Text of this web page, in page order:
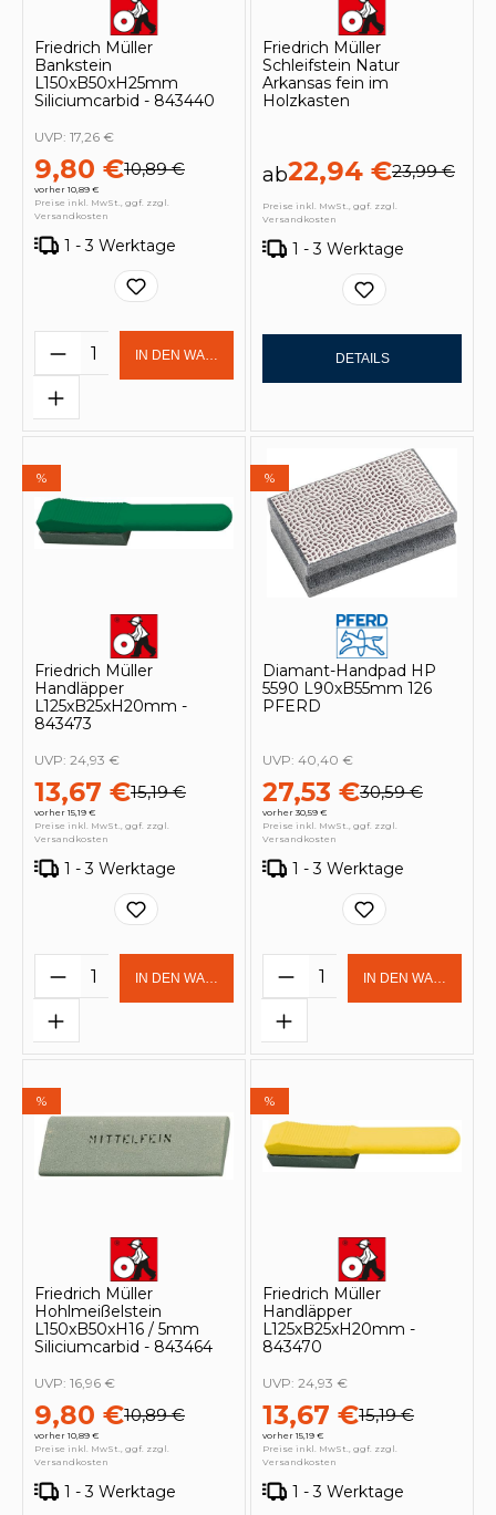
Friedrich Müller
Bankstein
L150xB50xH25mm
Siliciumcarbid - 843440
9,80 €10,89 €
vorher 10,89 €
UVP: 17,26 €
Preise inkl. MwSt., ggf. zzgl.
Versandkosten
1 - 3 Werktage
Produkt Anzahl: Gib den
IN DEN WARENKORB
Friedrich Müller
Schleifstein Natur
Arkansas fein im
Holzkasten
ab22,94 €23,99 €
Preise inkl. MwSt., ggf. zzgl.
Versandkosten
1 - 3 Werktage
DETAILS
%
Friedrich Müller
Handläpper
L125xB25xH20mm -
843473
13,67 €15,19 €
vorher 15,19 €
UVP: 24,93 €
Preise inkl. MwSt., ggf. zzgl.
Versandkosten
1 - 3 Werktage
Produkt Anzahl: Gib den
IN DEN WARENKORB
%
Diamant-Handpad HP
5590 L90xB55mm 126
PFERD
27,53 €30,59 €
vorher 30,59 €
UVP: 40,40 €
Preise inkl. MwSt., ggf. zzgl.
Versandkosten
1 - 3 Werktage
Produkt Anzahl:
IN DEN
%
Friedrich Müller
Hohlmeißelstein
L150xB50xH16 / 5mm
Siliciumcarbid - 843464
9,80 €10,89 €
vorher 10,89 €
UVP: 16,96 €
Preise inkl. MwSt., ggf. zzgl.
Versandkosten
1 - 3 Werktage
%
Friedrich Müller
Handläpper
L125xB25xH20mm -
843470
13,67 €15,19 €
vorher 15,19 €
UVP: 24,93 €
Preise inkl. MwSt., ggf. zzgl.
Versandkosten
1 - 3 Werktage